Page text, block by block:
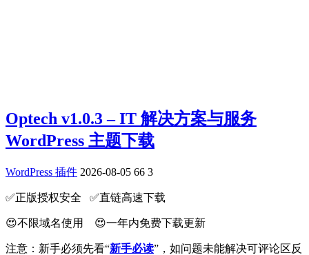
Optech v1.0.3 – IT 解决方案与服务
WordPress 主题下载
WordPress 插件 2026-08-05 66 3
✅️正版授权安全 ✅️直链高速下载
😍不限域名使用 😍一年内免费下载更新
注意：新手必须先看“新手必读”，如问题未能解决可评论区反